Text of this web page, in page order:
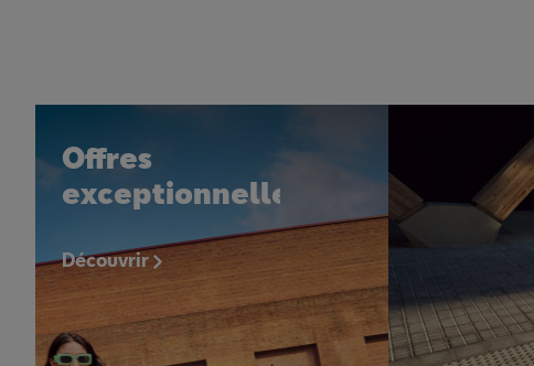
Offres
exceptionnelles
Découvrir